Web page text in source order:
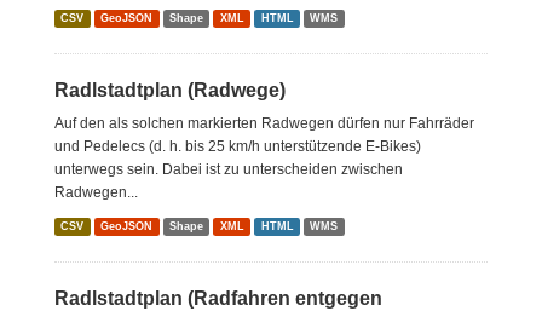
CSV GeoJSON Shape XML HTML WMS
Radlstadtplan (Radwege)
Auf den als solchen markierten Radwegen dürfen nur Fahrräder
und Pedelecs (d. h. bis 25 km/h unterstützende E-Bikes)
unterwegs sein. Dabei ist zu unterscheiden zwischen
Radwegen...
CSV GeoJSON Shape XML HTML WMS
Radlstadtplan (Radfahren entgegen